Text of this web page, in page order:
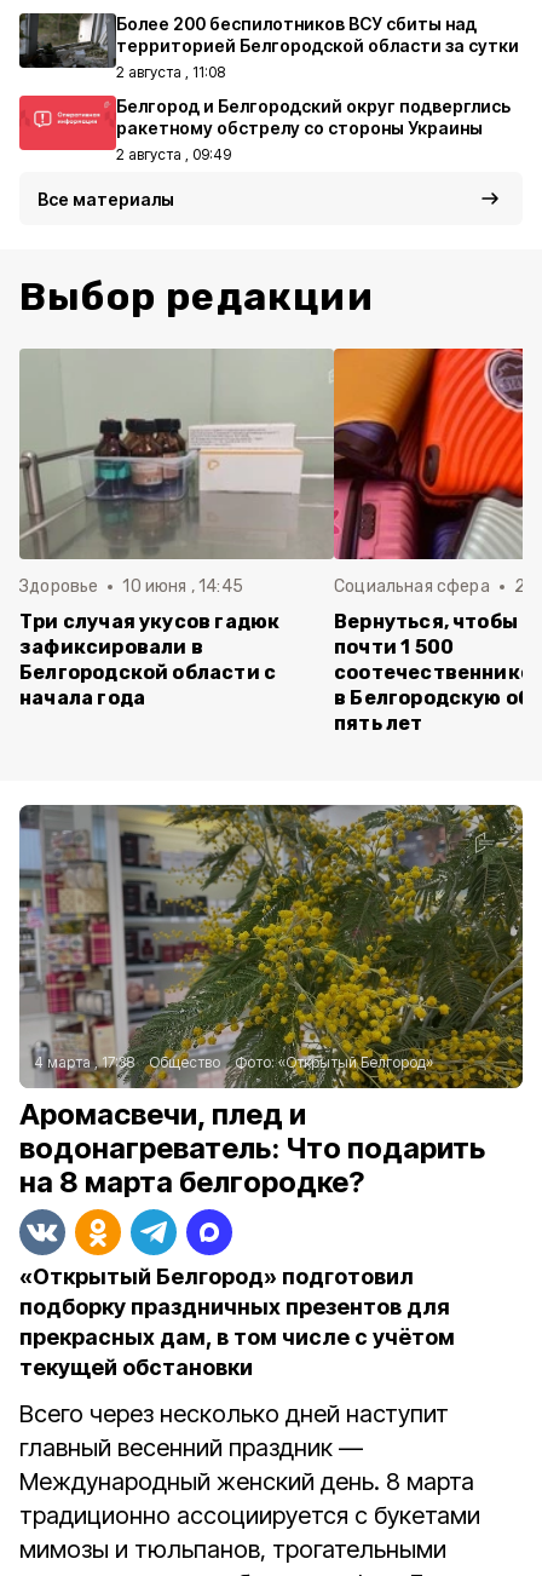
Более 200 беспилотников ВСУ сбиты над
территорией Белгородской области за сутки
2 августа , 11:08
Белгород и Белгородский округ подверглись
ракетному обстрелу со стороны Украины
2 августа , 09:49
Все материалы
Выбор редакции
Здоровье 10 июня , 14:45
Три случая укусов гадюк
зафиксировали в
Белгородской области с
начала года
Социальная сфера 20
Вернуться, чтобы
почти 1 500
в Белгородскую
пять лет
4 марта , 17:38 Общество Фото:«Открытый Белгород»
Аромасвечи, плед и
водонагреватель: Что подарить
на 8 марта белгородке?
«Открытый Белгород» подготовил
подборку праздничных презентов для
прекрасных дам, в том числе с учётом
текущей обстановки
Всего через несколько дней наступит
главный весенний праздник —
Международный женский день. 8 марта
традиционно ассоциируется с букетами
мимозы и тюльпанов, трогательными